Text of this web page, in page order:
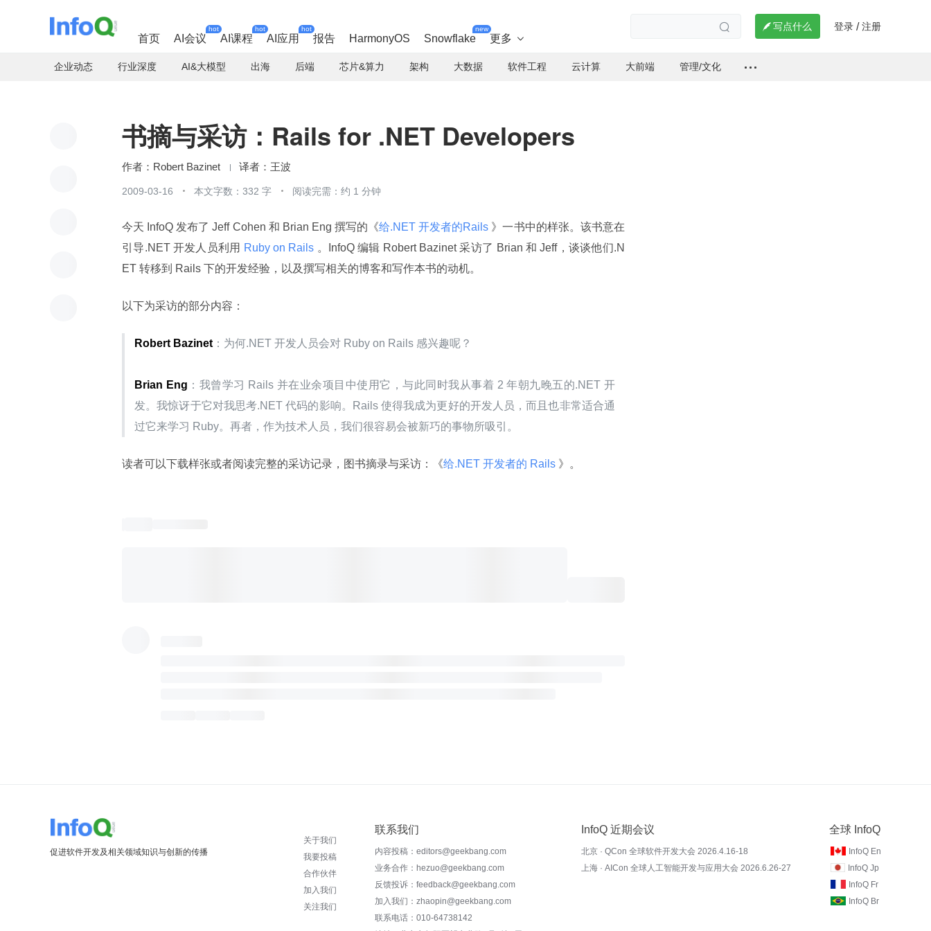
首页 AI会议
hot
AI课程
hot
AI应用
hot
报告 HarmonyOS Snowflake
new
更多 
  写点什么 登录 / 注册
企业动态 行业深度 AI&大模型 出海 后端 芯片&算力 架构 大数据 软件工程 云计算 大前端 管理/文化
书摘与采访：Rails for .NET Developers
Robert Bazinet 王波
2009-03-16 本文字数：332 字 阅读完需：约 1 分钟
今天 InfoQ 发布了 Jeff Cohen 和 Brian Eng 撰写的《给.NET 开发者的Rails 》一书中的样张。该书意在
引导.NET 开发人员利用 Ruby on Rails 。InfoQ 编辑 Robert Bazinet 采访了 Brian 和 Jeff，谈谈他们.N
ET 转移到 Rails 下的开发经验，以及撰写相关的博客和写作本书的动机。
以下为采访的部分内容：
Robert Bazinet ：为何.NET 开发人员会对 Ruby on Rails 感兴趣呢？
Brian Eng ：我曾学习 Rails 并在业余项目中使用它，与此同时我从事着 2 年朝九晚五的.NET 开
发。我惊讶于它对我思考.NET 代码的影响。Rails 使得我成为更好的开发人员，而且也非常适合通
过它来学习 Ruby。再者，作为技术人员，我们很容易会被新巧的事物所吸引。
读者可以下载样张或者阅读完整的采访记录，图书摘录与采访：《给.NET 开发者的 Rails 》。
促进软件开发及相关领域知识与创新的传播
关于我们
我要投稿
合作伙伴
加入我们
关注我们
联系我们
内容投稿：editors@geekbang.com
业务合作：hezuo@geekbang.com
反馈投诉：feedback@geekbang.com
加入我们：zhaopin@geekbang.com
联系电话：010-64738142
InfoQ 近期会议
北京 · QCon 全球软件开发大会 2026.4.16-18
上海 · AICon 全球人工智能开发与应用大会 2026.6.26-27
全球 InfoQ
InfoQ En
InfoQ Jp
InfoQ Fr
InfoQ Br